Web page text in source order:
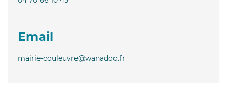
Email
mairie-couleuvre@wanadoo.fr